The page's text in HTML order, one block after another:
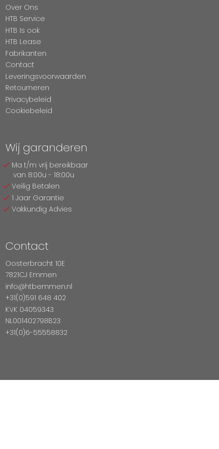
Over Ons
HTB Service
HTB Is ook
HTB Lease
Fabrikanten
Contact
Leveringsvoorwaarden
Retourneren
Privacybeleid
Cookiebeleid
Wij garanderen
Ma t/m vrij bereikbaar
van 8:00u - 18:00u
Veilig Betalen
1 Jaar Garantie
Vakkundig Advies
Contact
Oosterbracht 10E
7821CJ Emmen
info@htbemmen.nl
+31(0)591 648 402
KVK 04059343
NL001402798B23
+31(0)6-55558832